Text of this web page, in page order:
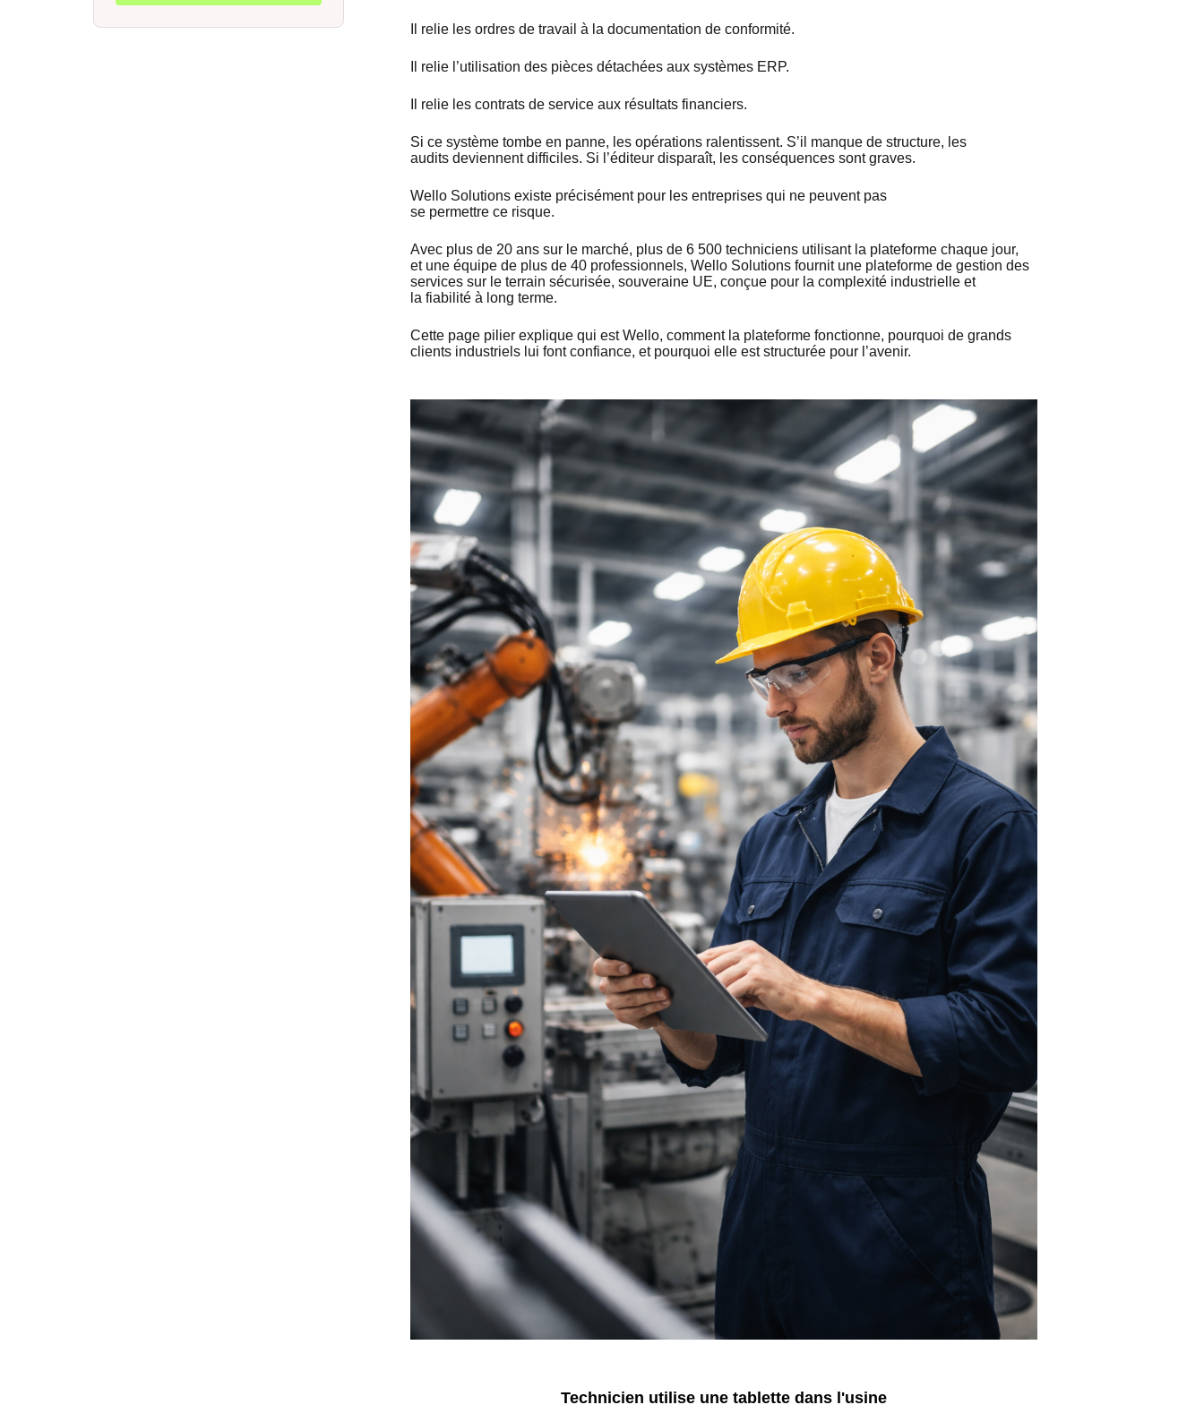
Il relie les ordres de travail à la documentation de conformité.
Il relie l’utilisation des pièces détachées aux systèmes ERP.
Il relie les contrats de service aux résultats financiers.
Si ce système tombe en panne, les opérations ralentissent. S’il manque de structure, les
audits deviennent difficiles. Si l’éditeur disparaît, les conséquences sont graves.
Wello Solutions existe précisément pour les entreprises qui ne peuvent pas
se permettre ce risque.
Avec plus de 20 ans sur le marché, plus de 6 500 techniciens utilisant la plateforme chaque jour,
et une équipe de plus de 40 professionnels, Wello Solutions fournit une plateforme de gestion des
services sur le terrain sécurisée, souveraine UE, conçue pour la complexité industrielle et
la fiabilité à long terme.
Cette page pilier explique qui est Wello, comment la plateforme fonctionne, pourquoi de grands
clients industriels lui font confiance, et pourquoi elle est structurée pour l’avenir.
Technicien utilise une tablette dans l'usine